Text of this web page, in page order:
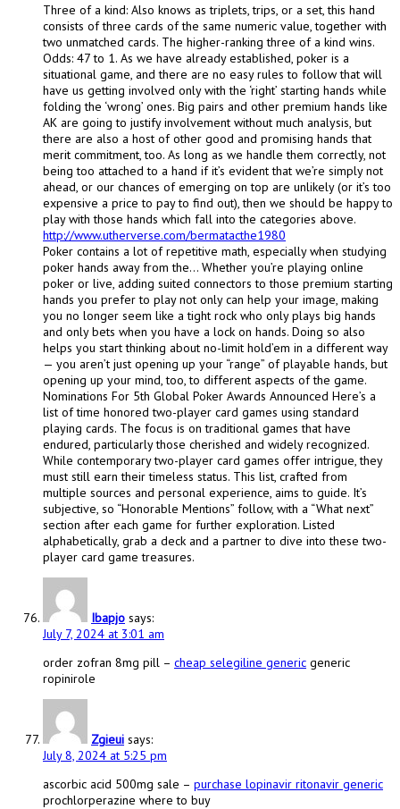
Three of a kind: Also knows as triplets, trips, or a set, this hand
consists of three cards of the same numeric value, together with
two unmatched cards. The higher-ranking three of a kind wins.
Odds: 47 to 1. As we have already established, poker is a
situational game, and there are no easy rules to follow that will
have us getting involved only with the ‘right’ starting hands while
folding the ‘wrong’ ones. Big pairs and other premium hands like
AK are going to justify involvement without much analysis, but
there are also a host of other good and promising hands that
merit commitment, too. As long as we handle them correctly, not
being too attached to a hand if it’s evident that we’re simply not
ahead, or our chances of emerging on top are unlikely (or it’s too
expensive a price to pay to find out), then we should be happy to
play with those hands which fall into the categories above.
http://www.utherverse.com/bermatacthe1980
Poker contains a lot of repetitive math, especially when studying
poker hands away from the… Whether you’re playing online
poker or live, adding suited connectors to those premium starting
hands you prefer to play not only can help your image, making
you no longer seem like a tight rock who only plays big hands
and only bets when you have a lock on hands. Doing so also
helps you start thinking about no-limit hold’em in a different way
— you aren’t just opening up your “range” of playable hands, but
opening up your mind, too, to different aspects of the game.
Nominations For 5th Global Poker Awards Announced Here’s a
list of time honored two-player card games using standard
playing cards. The focus is on traditional games that have
endured, particularly those cherished and widely recognized.
While contemporary two-player card games offer intrigue, they
must still earn their timeless status. This list, crafted from
multiple sources and personal experience, aims to guide. It’s
subjective, so “Honorable Mentions” follow, with a “What next”
section after each game for further exploration. Listed
alphabetically, grab a deck and a partner to dive into these two-
player card game treasures.
Ibapjo says:
July 7, 2024 at 3:01 am
order zofran 8mg pill – cheap selegiline generic generic
ropinirole
Zgieui says:
July 8, 2024 at 5:25 pm
ascorbic acid 500mg sale – purchase lopinavir ritonavir generic
prochlorperazine where to buy